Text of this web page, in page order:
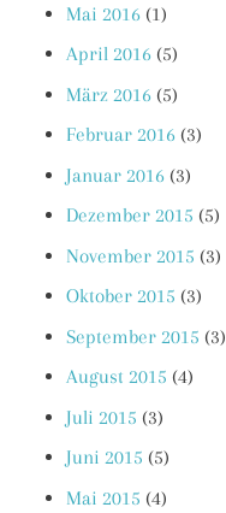
Mai 2016 (1)
April 2016 (5)
März 2016 (5)
Februar 2016 (3)
Januar 2016 (3)
Dezember 2015 (5)
November 2015 (3)
Oktober 2015 (3)
September 2015 (3)
August 2015 (4)
Juli 2015 (3)
Juni 2015 (5)
Mai 2015 (4)